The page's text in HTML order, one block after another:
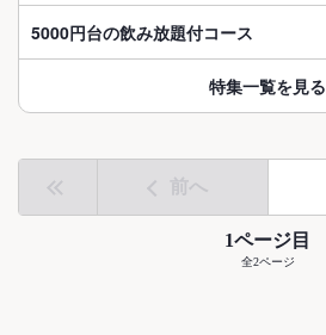
5000円台の飲み放題付コース
特集一覧を見る
前へ
1ページ目
全2ページ